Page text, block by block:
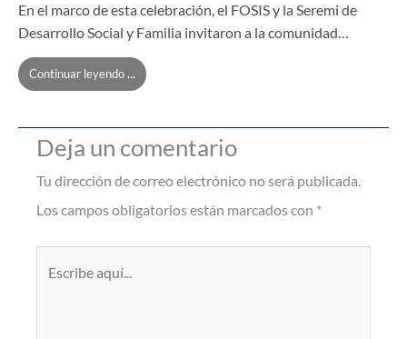
En el marco de esta celebración, el FOSIS y la Seremi de
Desarrollo Social y Familia invitaron a la comunidad…
Continuar leyendo ...
Deja un comentario
Tu dirección de correo electrónico no será publicada.
Los campos obligatorios están marcados con *